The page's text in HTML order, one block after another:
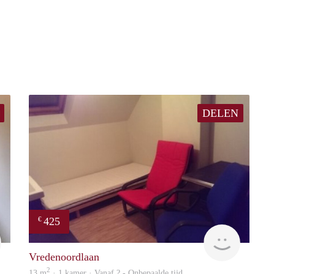
DELEN
€ 425
Vredenoordlaan
2